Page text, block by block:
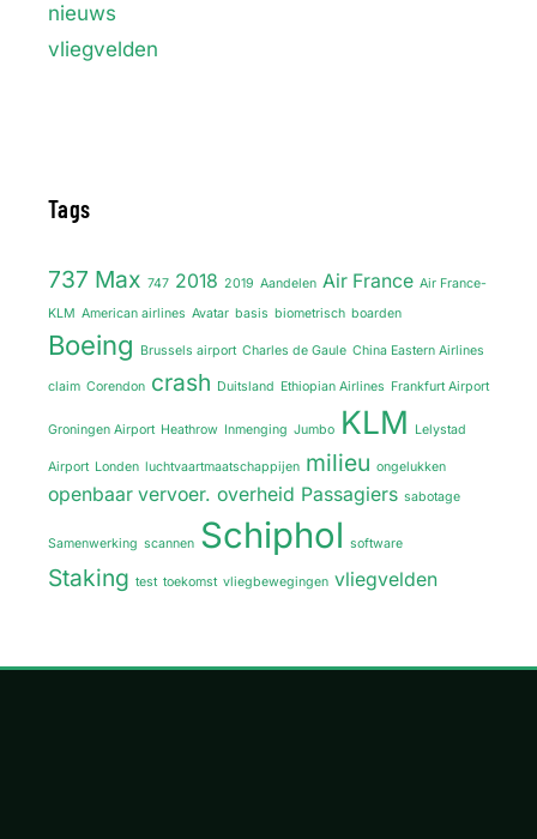
nieuws
vliegvelden
Tags
737 Max 747 2018 2019 Aandelen Air France Air France-
KLM American airlines Avatar basis biometrisch boarden
Boeing Brussels airport Charles de Gaule China Eastern Airlines
claim Corendon crash Duitsland Ethiopian Airlines Frankfurt Airport
Groningen Airport Heathrow Inmenging Jumbo KLM Lelystad
Airport Londen luchtvaartmaatschappijen milieu ongelukken
openbaar vervoer. overheid Passagiers sabotage
Samenwerking scannen Schiphol software
Staking test toekomst vliegbewegingen vliegvelden